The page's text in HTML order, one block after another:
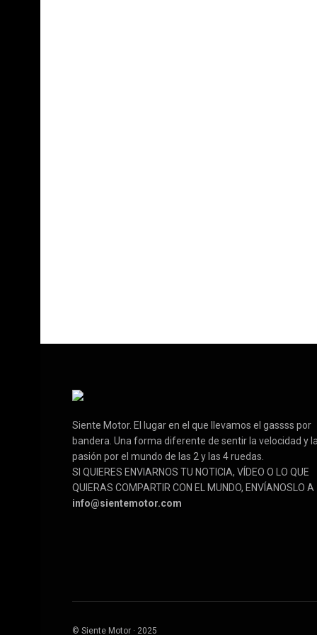
Siente Motor. El lugar en el que llevamos el gassss por
bandera. Una forma diferente de sentir la velocidad y
pasión por el mundo de las 2 y las 4 ruedas.
SI QUIERES ENVIARNOS TU NOTICIA, VÍDEO O LO QUE
QUIERAS COMPARTIR CON EL MUNDO, ENVÍANOSLO A
info@sientemotor.com
© Siente Motor · 2025